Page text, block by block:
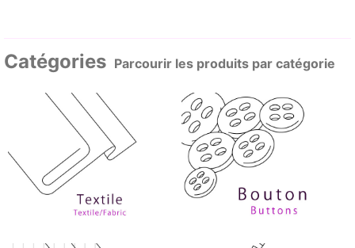
Catégories Parcourir les produits par catégorie